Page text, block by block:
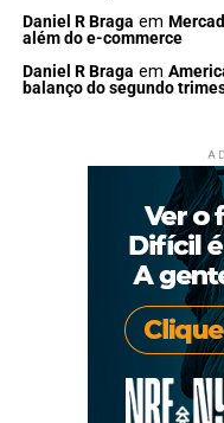
Daniel R Braga em
além do e-commerce
Daniel R Braga em
balanço do segundo